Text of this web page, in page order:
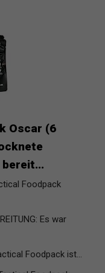
Oscar (6
Foodpack
Es war
Foodpack ist...